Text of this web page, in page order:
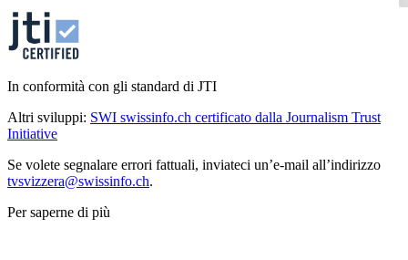
In conformità con gli standard di JTI
Altri sviluppi: SWI swissinfo.ch certificato dalla Journalism Trust
Initiative
Se volete segnalare errori fattuali, inviateci un’e-mail all’indirizzo
tvsvizzera@swissinfo.ch.
Per saperne di più